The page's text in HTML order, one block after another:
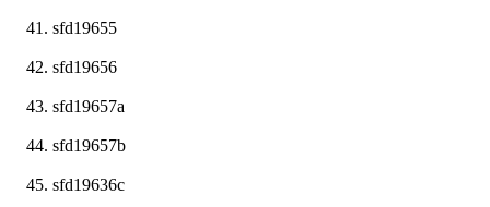
sfd19655
sfd19656
sfd19657a
sfd19657b
sfd19636c